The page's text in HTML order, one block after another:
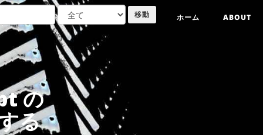
ホーム ABOUT
の
る